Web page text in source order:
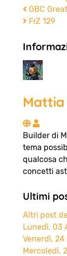
GBC
FrZ 129
Mattia
Builder di
tema
qualcosa
concetti
Ultimi
Altri post
Lunedì, 03
Venerdì,
Mercoledì,